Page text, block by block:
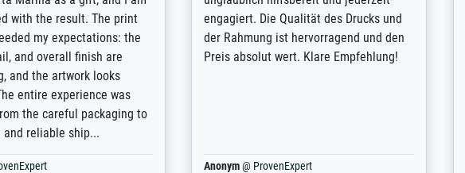
on how to obtain the best
prints requested by the
has a vast
prints to choose from, and
service also with
which are not in that
recommended!
excellent and difficult to distinguish
from the real thing; it will be my go-to
for high-quality art prints from now on -
Anonym@ ProvenExpert